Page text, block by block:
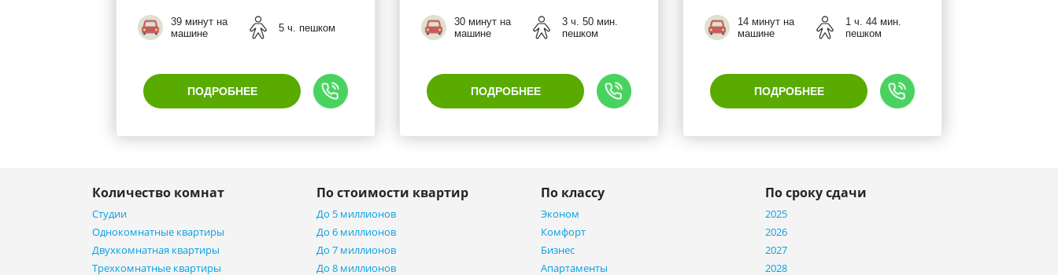
39 минут на
машине
5 ч. пешком
ПОДРОБНЕЕ
30 минут на
машине
3 ч. 50 мин.
пешком
ПОДРОБНЕЕ
14 минут на
машине
1 ч. 44 мин.
пешком
ПОДРОБНЕЕ
Количество комнат
Студии
Однокомнатные квартиры
Двухкомнатная квартиры
Трехкомнатные квартиры
По стоимости квартир
До 5 миллионов
До 6 миллионов
До 7 миллионов
До 8 миллионов
По классу
Эконом
Комфорт
Бизнес
Апартаменты
По сроку сдачи
2025
2026
2027
2028